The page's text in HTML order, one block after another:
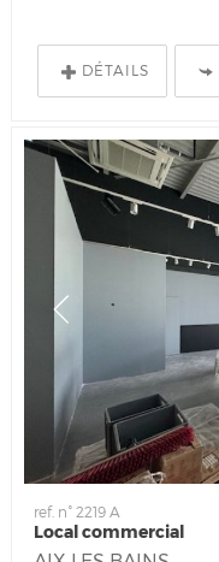
DÉTAILS
ref. n° 2219 A
Local commercial